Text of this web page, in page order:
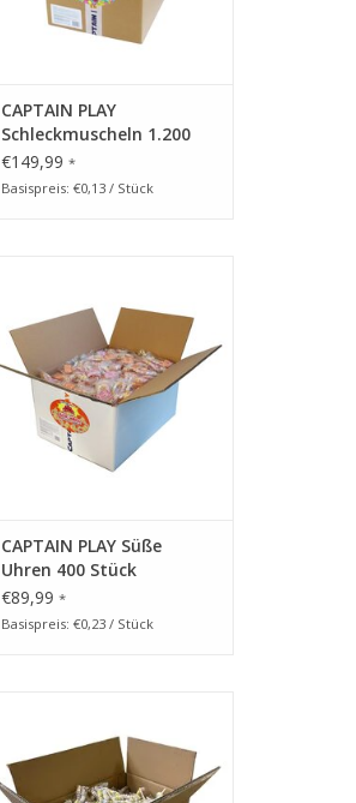
CAPTAIN PLAY
Schleckmuscheln 1.200
Stück in
Einzelverpackung
€149,99 *
Basispreis: €0,13 / Stück
ZUM WARENKORB HINZUFÜGEN
CAPTAIN PLAY Süße
Uhren 400 Stück
€89,99 *
Basispreis: €0,23 / Stück
Restposten, 3,2kg Traubenzucker
Lutscher, Uhren und Ketten in